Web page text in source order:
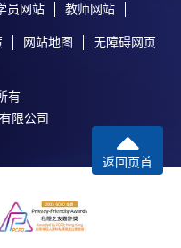
供在線服務的平台。雖然
含的保證。本學院尤其不
電腦病毒等。
你在網上付款而由下列原
上述原因包括：（1）由
現任何信息或資訊傳送的
2）從付款的網關傳送而
员网站 教师网站
网站地图 无障碍网页
有
限公司
返回页首